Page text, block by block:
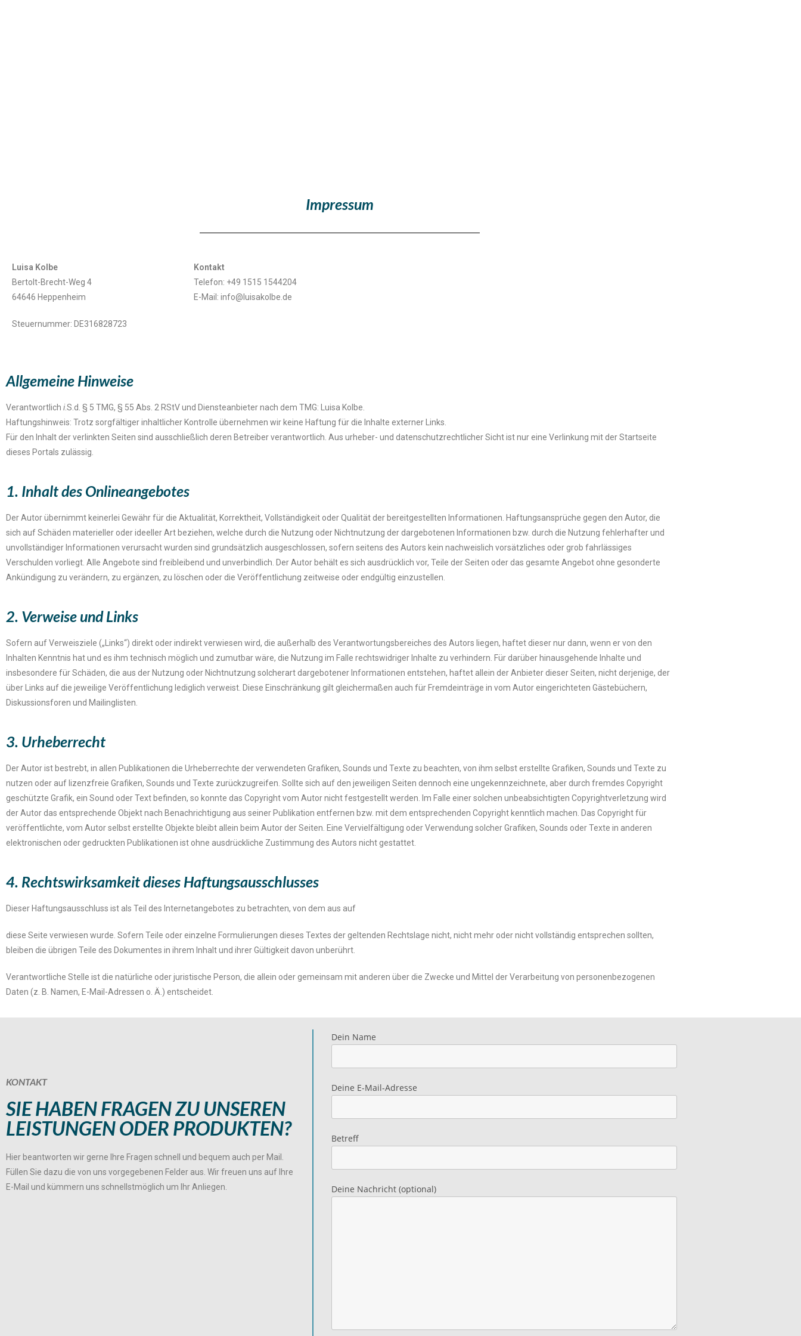
Impressum
Luisa Kolbe
Bertolt-Brecht-Weg 4
64646 Heppenheim
Steuernummer: DE316828723
Kontakt
Telefon: +49 1515 1544204
E-Mail: info@luisakolbe.de
Allgemeine Hinweise​
Verantwortlich i.S.d. § 5 TMG, § 55 Abs. 2 RStV und Diensteanbieter nach dem TMG: Luisa Kolbe.
Haftungshinweis: Trotz sorgfältiger inhaltlicher Kontrolle übernehmen wir keine Haftung für die Inhalte externer Links.
Für den Inhalt der verlinkten Seiten sind ausschließlich deren Betreiber verantwortlich. Aus urheber- und datenschutzrechtlicher Sicht ist nur eine Verlinkung mit der Startseite
dieses Portals zulässig.
1. Inhalt des Onlineangebotes​
Der Autor übernimmt keinerlei Gewähr für die Aktualität, Korrektheit, Vollständigkeit oder Qualität der bereitgestellten Informationen. Haftungsansprüche gegen den Autor, die
sich auf Schäden materieller oder ideeller Art beziehen, welche durch die Nutzung oder Nichtnutzung der dargebotenen Informationen bzw. durch die Nutzung fehlerhafter und
unvollständiger Informationen verursacht wurden sind grundsätzlich ausgeschlossen, sofern seitens des Autors kein nachweislich vorsätzliches oder grob fahrlässiges
Verschulden vorliegt. Alle Angebote sind freibleibend und unverbindlich. Der Autor behält es sich ausdrücklich vor, Teile der Seiten oder das gesamte Angebot ohne gesonderte
Ankündigung zu verändern, zu ergänzen, zu löschen oder die Veröffentlichung zeitweise oder endgültig einzustellen.
2. Verweise und Links
Sofern auf Verweisziele („Links“) direkt oder indirekt verwiesen wird, die außerhalb des Verantwortungsbereiches des Autors liegen, haftet dieser nur dann, wenn er von den
Inhalten Kenntnis hat und es ihm technisch möglich und zumutbar wäre, die Nutzung im Falle rechtswidriger Inhalte zu verhindern. Für darüber hinausgehende Inhalte und
insbesondere für Schäden, die aus der Nutzung oder Nichtnutzung solcherart dargebotener Informationen entstehen, haftet allein der Anbieter dieser Seiten, nicht derjenige, der
über Links auf die jeweilige Veröffentlichung lediglich verweist. Diese Einschränkung gilt gleichermaßen auch für Fremdeinträge in vom Autor eingerichteten Gästebüchern,
Diskussionsforen und Mailinglisten.
3. Urheberrecht
Der Autor ist bestrebt, in allen Publikationen die Urheberrechte der verwendeten Grafiken, Sounds und Texte zu beachten, von ihm selbst erstellte Grafiken, Sounds und Texte zu
nutzen oder auf lizenzfreie Grafiken, Sounds und Texte zurückzugreifen. Sollte sich auf den jeweiligen Seiten dennoch eine ungekennzeichnete, aber durch fremdes Copyright
geschützte Grafik, ein Sound oder Text befinden, so konnte das Copyright vom Autor nicht festgestellt werden. Im Falle einer solchen unbeabsichtigten Copyrightverletzung wird
der Autor das entsprechende Objekt nach Benachrichtigung aus seiner Publikation entfernen bzw. mit dem entsprechenden Copyright kenntlich machen. Das Copyright für
veröffentlichte, vom Autor selbst erstellte Objekte bleibt allein beim Autor der Seiten. Eine Vervielfältigung oder Verwendung solcher Grafiken, Sounds oder Texte in anderen
elektronischen oder gedruckten Publikationen ist ohne ausdrückliche Zustimmung des Autors nicht gestattet.
4. Rechtswirksamkeit dieses Haftungsausschlusses​
Dieser Haftungsausschluss ist als Teil des Internetangebotes zu betrachten, von dem aus auf
diese Seite verwiesen wurde. Sofern Teile oder einzelne Formulierungen dieses Textes der geltenden Rechtslage nicht, nicht mehr oder nicht vollständig entsprechen sollten,
bleiben die übrigen Teile des Dokumentes in ihrem Inhalt und ihrer Gültigkeit davon unberührt.
Verantwortliche Stelle ist die natürliche oder juristische Person, die allein oder gemeinsam mit anderen über die Zwecke und Mittel der Verarbeitung von personenbezogenen
Daten (z. B. Namen, E-Mail-Adressen o. Ä.) entscheidet.
KONTAKT
SIE HABEN FRAGEN ZU UNSEREN
LEISTUNGEN ODER PRODUKTEN?
Hier beantworten wir gerne Ihre Fragen schnell und bequem auch per Mail.
Füllen Sie dazu die von uns vorgegebenen Felder aus. Wir freuen uns auf Ihre
E-Mail und kümmern uns schnellstmöglich um Ihr Anliegen.
Dein Name
Deine E-Mail-Adresse
Betreff
Deine Nachricht (optional)